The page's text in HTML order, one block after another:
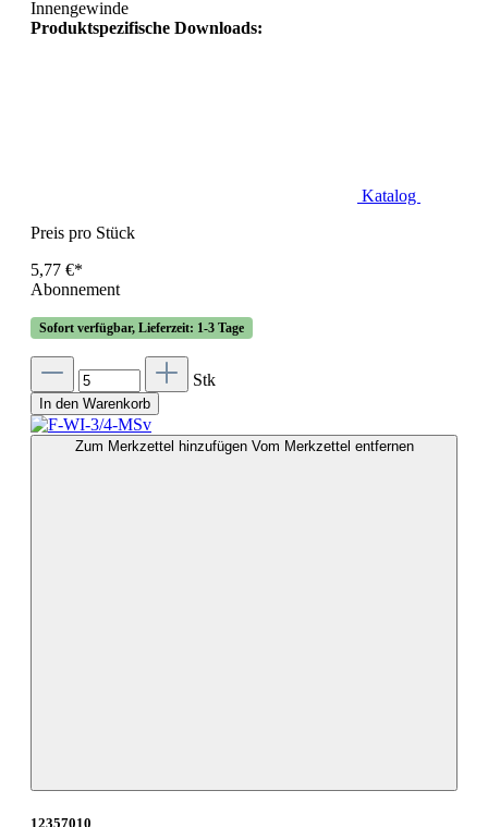
Innengewinde
Produktspezifische Downloads:
Katalog
Preis pro Stück
5,77 €*
Abonnement
Sofort verfügbar, Lieferzeit: 1-3 Tage
Stk
In den Warenkorb
Zum Merkzettel hinzufügen Vom Merkzettel entfernen
12357010